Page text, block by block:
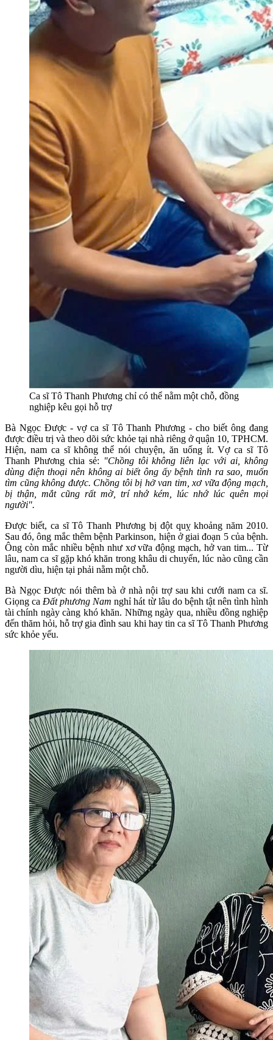
Ca sĩ Tô Thanh Phương chỉ có thể nằm một chỗ, đồng
nghiệp kêu gọi hỗ trợ
Bà Ngọc Được - vợ ca sĩ Tô Thanh Phương - cho biết ông đang
được điều trị và theo dõi sức khỏe tại nhà riêng ở quận 10, TPHCM.
Hiện, nam ca sĩ không thể nói chuyện, ăn uống ít. Vợ ca sĩ Tô
Thanh Phương chia sẻ: "Chồng tôi không liên lạc với ai, không
dùng điện thoại nên không ai biết ông ấy bệnh tình ra sao, muốn
tìm cũng không được. Chồng tôi bị hở van tim, xơ vữa động mạch,
bị thận, mắt cũng rất mờ, trí nhớ kém, lúc nhớ lúc quên mọi
người".
Được biết, ca sĩ Tô Thanh Phương bị đột quỵ khoảng năm 2010.
Sau đó, ông mắc thêm bệnh Parkinson, hiện ở giai đoạn 5 của bệnh.
Ông còn mắc nhiều bệnh như xơ vữa động mạch, hở van tim... Từ
lâu, nam ca sĩ gặp khó khăn trong khâu di chuyển, lúc nào cũng cần
người dìu, hiện tại phải nằm một chỗ.
Bà Ngọc Được nói thêm bà ở nhà nội trợ sau khi cưới nam ca sĩ.
Giọng caĐất phương Nam nghỉ hát từ lâu do bệnh tật nên tình hình
tài chính ngày càng khó khăn. Những ngày qua, nhiều đồng nghiệp
đến thăm hỏi, hỗ trợ gia đình sau khi hay tin ca sĩ Tô Thanh Phương
sức khỏe yếu.